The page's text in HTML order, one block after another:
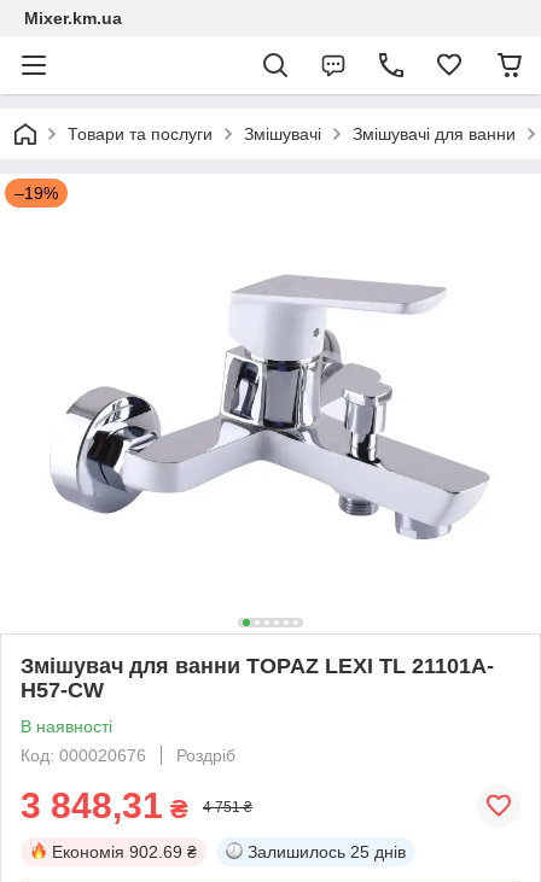
Mixer.km.ua
Товари та послуги Змішувачі Змішувачі для ванни
–19%
Змішувач для ванни TOPAZ LEXI TL 21101A-
H57-CW
В наявності
Код: 000020676
Роздріб
3 848,31 ₴ 4 751 ₴
Економія 902.69 ₴ Залишилось 25 днів